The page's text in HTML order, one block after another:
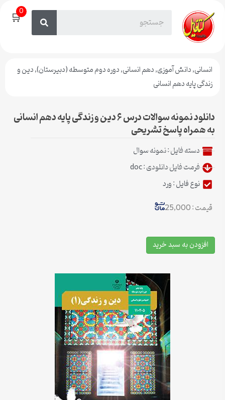
🛒0
انسانی,دانش آموزی,دهم انسانی,دوره دوم متوسطه (دبیرستان),دین و
زندگی پایه دهم انسانی
دانلود نمونه سوالات درس ۶ دین و زندگی پایه دهم انسانی
به همراه پاسخ تشریحی
دسته فایل :نمونه سوال
فرمت فایل دانلودی : doc
نوع فایل : ورد
قیمت : 25,000
افزودن به سبد خرید